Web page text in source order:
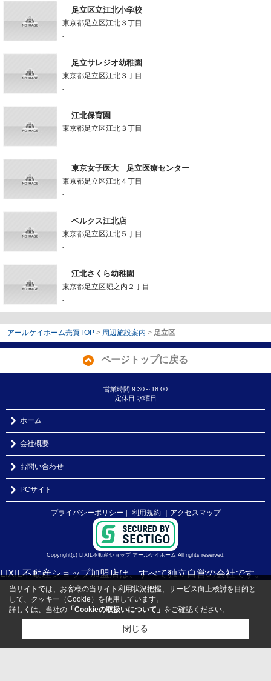
足立区立江北小学校
東京都足立区江北３丁目
-
足立サレジオ幼稚園
東京都足立区江北３丁目
-
江北保育園
東京都足立区江北３丁目
-
東京女子医大 足立医療センター
東京都足立区江北４丁目
-
ベルクス江北店
東京都足立区江北５丁目
-
江北さくら幼稚園
東京都足立区堀之内２丁目
-
アールケイホーム売買TOP > 周辺施設案内 > 足立区
ページトップに戻る
営業時間:9:30～18:00
定休日:水曜日
ホーム
会社概要
お問い合わせ
PCサイト
プライバシーポリシー ｜ 利用規約 ｜アクセスマップ
Copyright(c) LIXIL不動産ショップ アールケイホーム All rights reserved.
LIXIL不動産ショップ加盟店は、すべて独立自営の会社です。
当サイトでは、お客様の当サイト利用状況把握、サービス向上検討を目的と
して、クッキー（Cookie）を使用しています。
詳しくは、当社の 「Cookieの取扱いについて」 をご確認ください。
閉じる